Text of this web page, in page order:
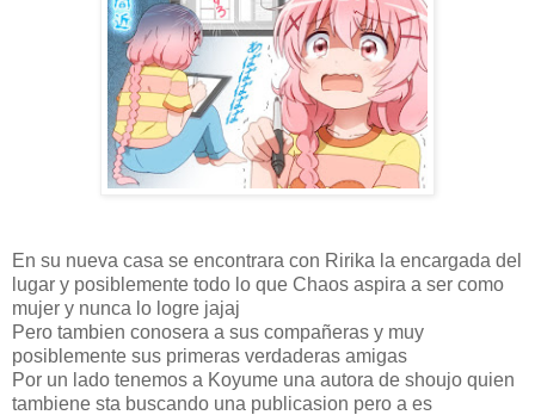
En su nueva casa se encontrara con Ririka la encargada del
lugar y posiblemente todo lo que Chaos aspira a ser como
mujer y nunca lo logre jajaj
Pero tambien conosera a sus compañeras y muy
posiblemente sus primeras verdaderas amigas
Por un lado tenemos a Koyume una autora de shoujo quien
tambiene sta buscando una publicasion pero a es